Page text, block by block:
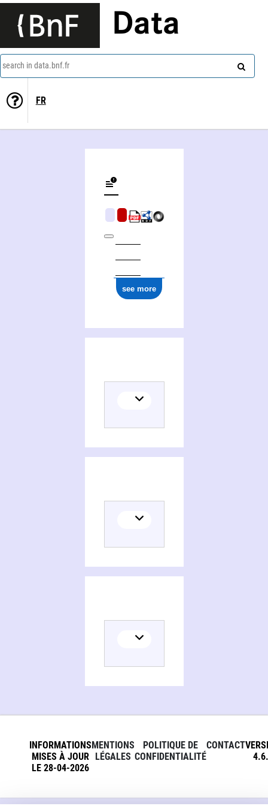
Data
search in data.bnf.fr
FR
see more
INFORMATIONS
MISES À JOUR
LE 28-04-2026
MENTIONS
LÉGALES
POLITIQUE DE
CONFIDENTIALITÉ
CONTACT